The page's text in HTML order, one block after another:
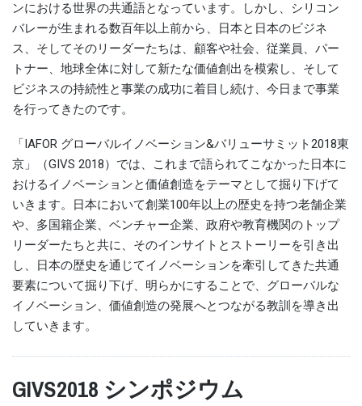
ンにおける世界の共通語となっています。しかし、シリコン
バレーが生まれる数百年以上前から、日本と日本のビジネ
ス、そしてそのリーダーたちは、顧客や社会、従業員、パー
トナー、地球全体に対して新たな価値創出を模索し、そして
ビジネスの持続性と事業の成功に着目し続け、今日まで事業
を行ってきたのです。
「IAFOR グローバルイノベーション&バリューサミット2018東
京」（GIVS 2018）では、これまで語られてこなかった日本に
おけるイノベーションと価値創造をテーマとして掘り下げて
いきます。日本において創業100年以上の歴史を持つ老舗企業
や、多国籍企業、ベンチャー企業、政府や教育機関のトップ
リーダーたちと共に、そのインサイトとストーリーを引き出
し、日本の歴史を通じてイノベーションを牽引してきた共通
要素について掘り下げ、明らかにすることで、グローバルな
イノベーション、価値創造の発展へとつながる教訓を導き出
していきます。
GIVS2018 シンポジウム